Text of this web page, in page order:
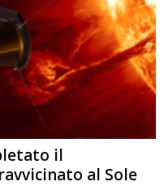
il
al Sole